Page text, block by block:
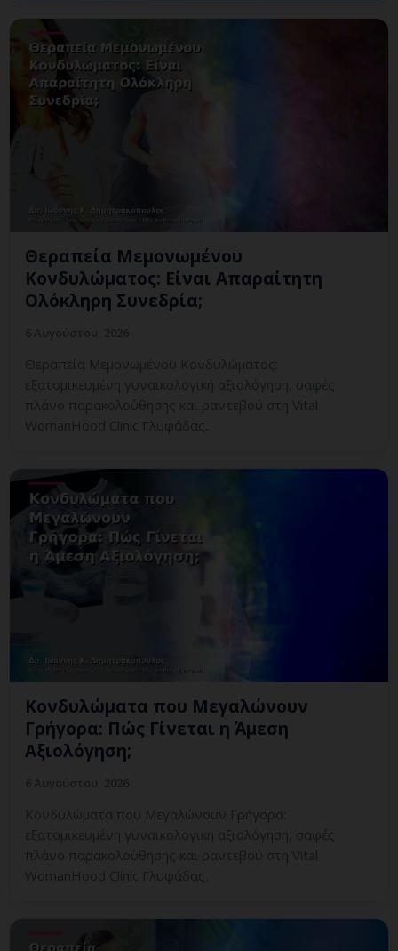
Θεραπεία Μεμονωμένου
Κονδυλώματος: Είναι Απαραίτητη
Ολόκληρη Συνεδρία;
Θεραπεία Μεμονωμένου Κονδυλώματος:
εξατομικευμένη γυναικολογική αξιολόγηση, σαφές
πλάνο παρακολούθησης και ραντεβού στη Vital
WomanHood Clinic Γλυφάδας.
Κονδυλώματα που Μεγαλώνουν
Γρήγορα: Πώς Γίνεται η Άμεση
Αξιολόγηση;
Κονδυλώματα που Μεγαλώνουν Γρήγορα:
εξατομικευμένη γυναικολογική αξιολόγηση, σαφές
πλάνο παρακολούθησης και ραντεβού στη Vital
WomanHood Clinic Γλυφάδας.